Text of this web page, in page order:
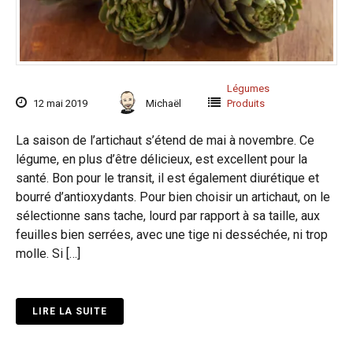
12 mai 2019 Michaël
Légumes
Produits
La saison de l’artichaut s’étend de mai à novembre. Ce
légume, en plus d’être délicieux, est excellent pour la
santé. Bon pour le transit, il est également diurétique et
bourré d’antioxydants. Pour bien choisir un artichaut, on le
sélectionne sans tache, lourd par rapport à sa taille, aux
feuilles bien serrées, avec une tige ni desséchée, ni trop
molle. Si […]
LIRE LA SUITE